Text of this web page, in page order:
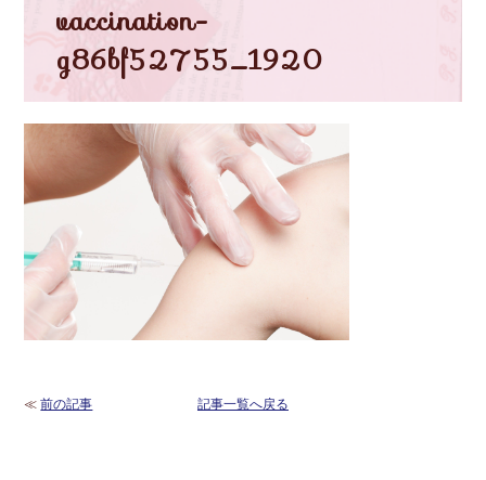
vaccination-
g86bf52755_1920
≪前の記事 記事一覧へ戻る